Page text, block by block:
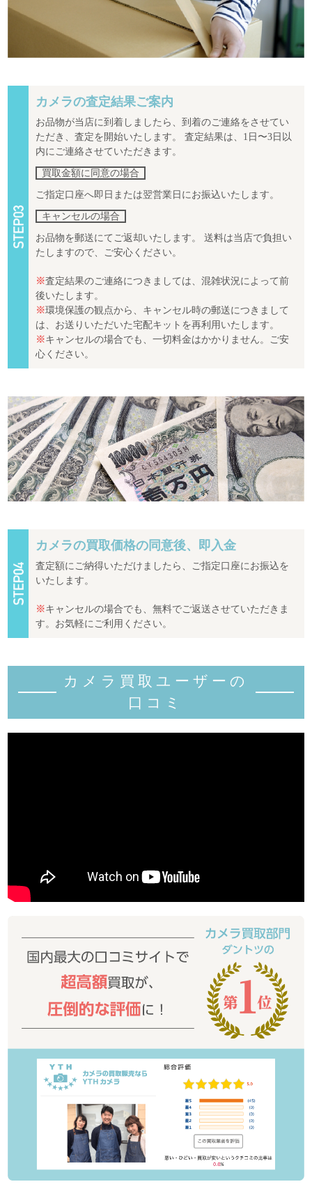
カメラの査定結果ご案内
お品物が当店に到着しましたら、到着のご連絡をさせてい
ただき、査定を開始いたします。 査定結果は、1日〜3日以
内にご連絡させていただきます。
買取金額に同意の場合
ご指定口座へ即日または翌営業日にお振込いたします。
キャンセルの場合
お品物を郵送にてご返却いたします。 送料は当店で負担い
たしますので、ご安心ください。
※査定結果のご連絡につきましては、混雑状況によって前
後いたします。
※環境保護の観点から、キャンセル時の郵送につきまして
は、お送りいただいた宅配キットを再利用いたします。
※キャンセルの場合でも、一切料金はかかりません。ご安
心ください。
カメラの買取価格の同意後、即入金
査定額にご納得いただけましたら、ご指定口座にお振込を
いたします。
※キャンセルの場合でも、無料でご返送させていただきま
す。お気軽にご利用ください。
カメラ買取ユーザーの
口コミ